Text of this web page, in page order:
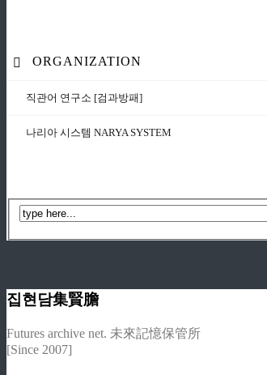
ORGANIZATION
직관어 연구소 [검과방패]
나리아 시스템 NARYA SYSTEM
집현담集賢膽
Futures archive net. 未來記憶保管所
[Since 2007]